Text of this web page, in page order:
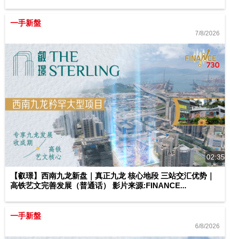
一手新盤
7/8/2026
02:35
【叡璟】西南九龙新盘｜真正九龙 核心地段 三站交汇优势｜
高铁艺文完善发展（普通话） 影片来源:FINANCE...
一手新盤
6/8/2026